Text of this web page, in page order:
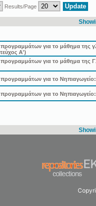
Results/Page
για το μάθημα της
Α')
για το μάθημα της
για το
για το